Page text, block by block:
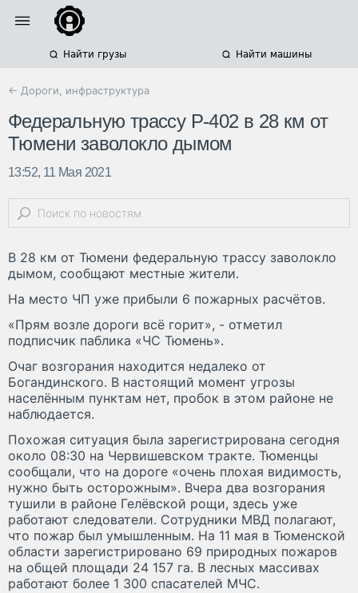
Найти грузы Найти машины
← Дороги, инфраструктура
Федеральную трассу Р-402 в 28 км от
Тюмени заволокло дымом
13:52, 11 Мая 2021
В 28 км от Тюмени федеральную трассу заволокло
дымом, сообщают местные жители.
На место ЧП уже прибыли 6 пожарных расчётов.
«Прям возле дороги всё горит», - отметил
подписчик паблика «ЧС Тюмень».
Очаг возгорания находится недалеко от
Богандинского. В настоящий момент угрозы
населённым пунктам нет, пробок в этом районе не
наблюдается.
Похожая ситуация была зарегистрирована сегодня
около 08:30 на Червишевском тракте. Тюменцы
сообщали, что на дороге «очень плохая видимость,
нужно быть осторожным». Вчера два возгорания
тушили в районе Гелёвской рощи, здесь уже
работают следователи. Сотрудники МВД полагают,
что пожар был умышленным. На 11 мая в Тюменской
области зарегистрировано 69 природных пожаров
на общей площади 24 157 га. В лесных массивах
работают более 1 300 спасателей МЧС.